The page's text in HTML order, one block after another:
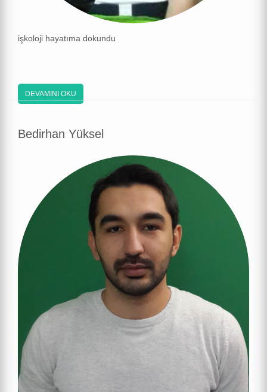
işkoloji hayatıma dokundu
DEVAMINI OKU
Bedirhan Yüksel